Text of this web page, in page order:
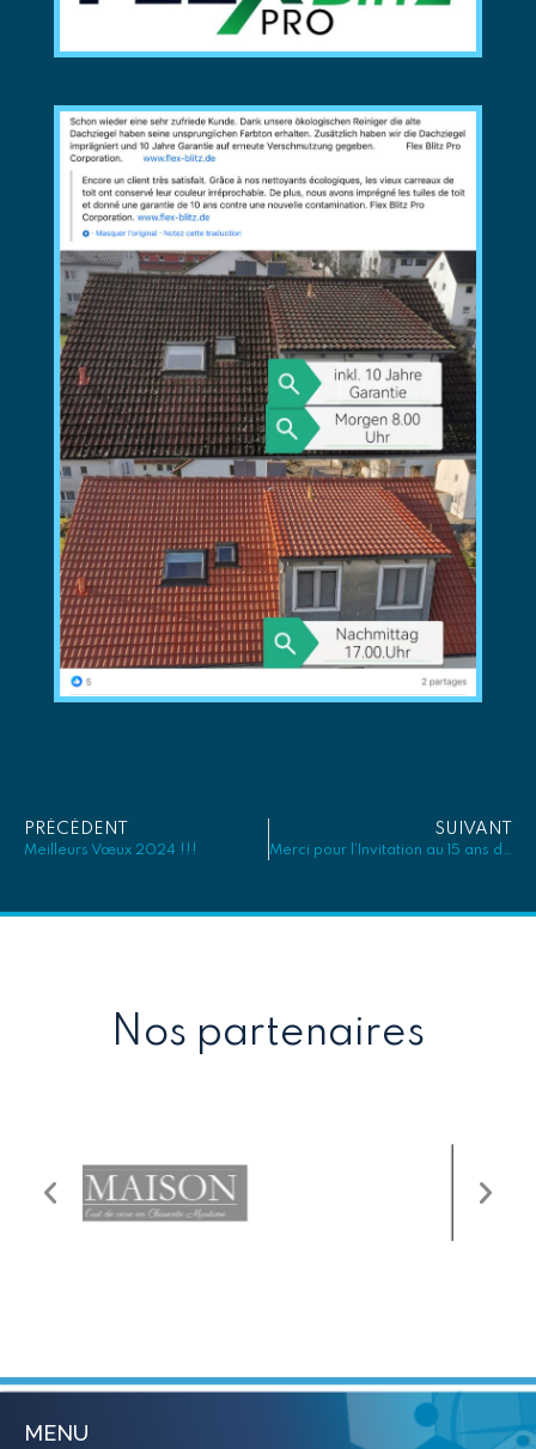
PRÉCÉDENT
Meilleurs Vœux 2024 !!!
SUIVANT
Merci pour l’Invitation au 15 ans d’EGITEC
Nos partenaires
MENU